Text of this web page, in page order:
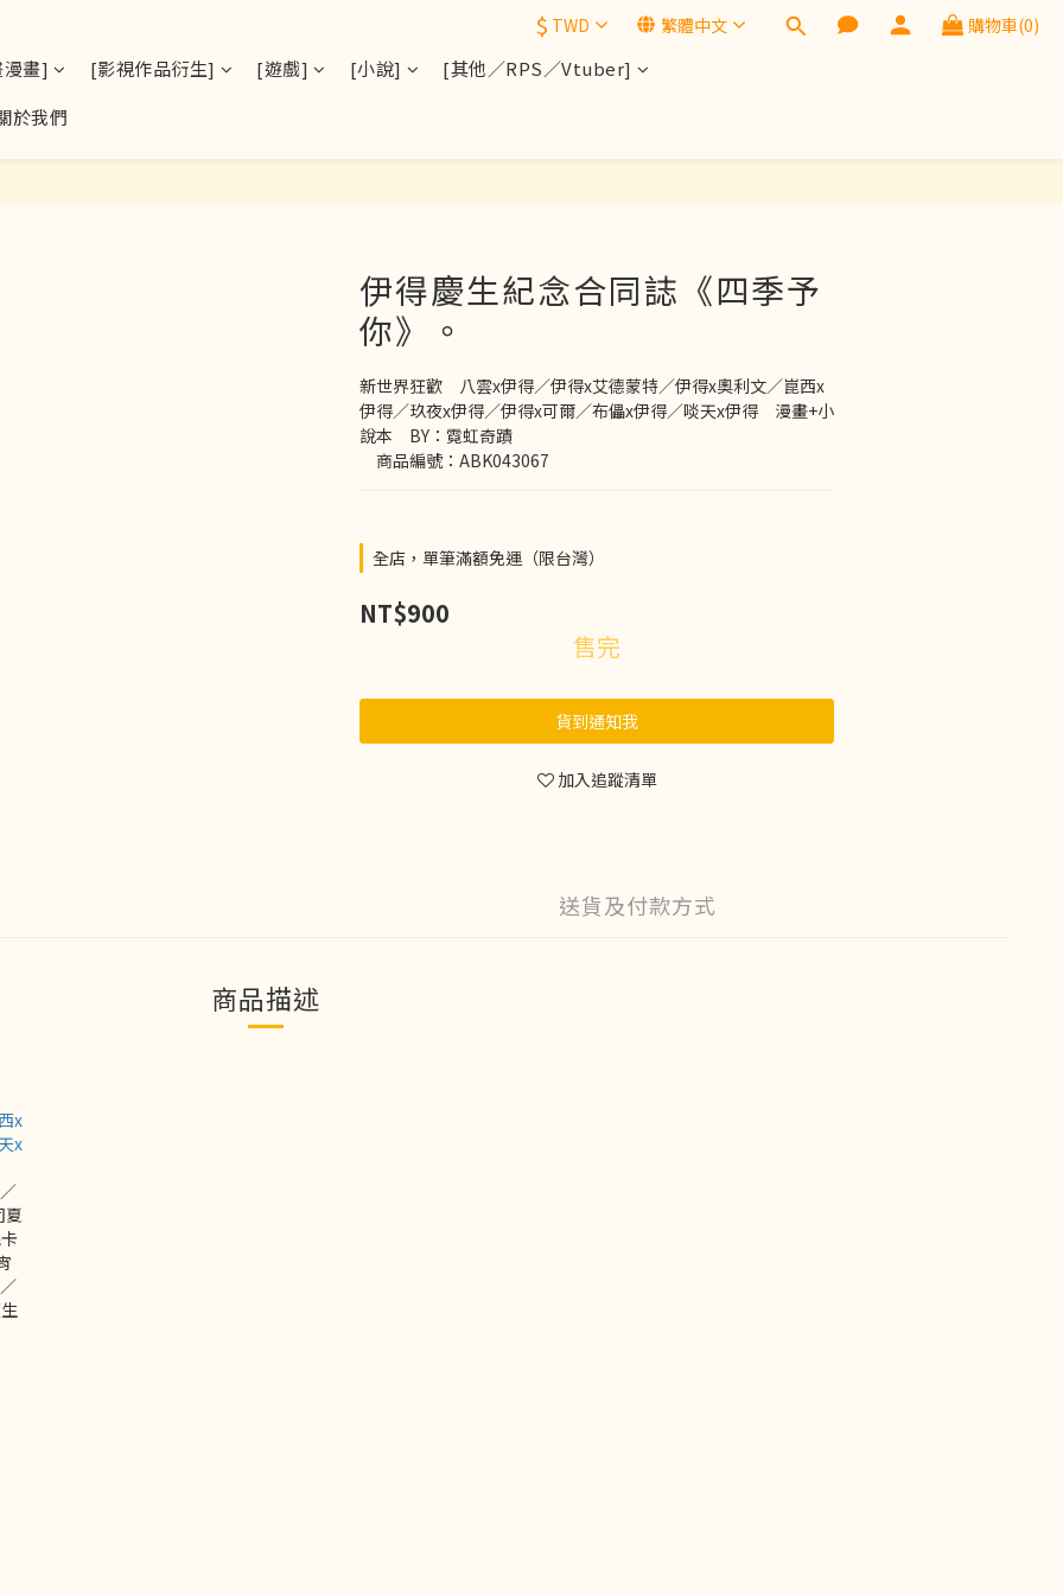
$ TWD 繁體中文 購物車(0)
畫] [影視作品衍生] [遊戲] [小說]
[其他／RPS／Vtuber]
於我們
伊得慶生紀念合同誌《四季予
你》。
新世界狂歡　八雲x伊得／伊得x艾德蒙特／伊得x奧利文／崑西x
伊得／玖夜x伊得／伊得x可爾／布儡x伊得／啖天x伊得　漫畫+小
說本　BY：霓虹奇蹟
商品編號：ABK043067
全店，單筆滿額免運（限台灣）
NT$900
售完
貨到通知我
加入追蹤清單
送貨及付款方式
商品描述
x
x
／
夏